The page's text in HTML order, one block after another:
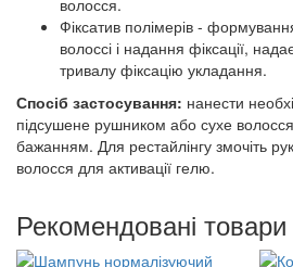
волосся.
Фіксатив полімерів -
волоссі і надання фіксації,
тривалу фіксацію укладання.
Спосіб застосування: нанести
підсушене рушником або сухе
бажанням. Для рестайлінгу змочіть
волосся для активації гелю.
Рекомендовані товари